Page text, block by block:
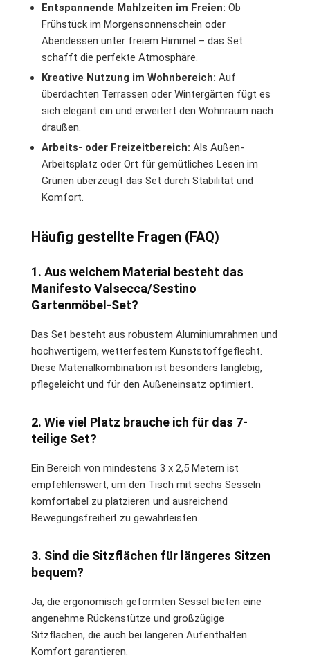
Entspannende Mahlzeiten im Freien: Ob
Frühstück im Morgensonnenschein oder
Abendessen unter freiem Himmel – das Set
schafft die perfekte Atmosphäre.
Kreative Nutzung im Wohnbereich: Auf
überdachten Terrassen oder Wintergärten fügt es
sich elegant ein und erweitert den Wohnraum nach
draußen.
Arbeits- oder Freizeitbereich: Als Außen-
Arbeitsplatz oder Ort für gemütliches Lesen im
Grünen überzeugt das Set durch Stabilität und
Komfort.
Häufig gestellte Fragen (FAQ)
1. Aus welchem Material besteht das
Manifesto Valsecca/Sestino
Gartenmöbel-Set?
Das Set besteht aus robustem Aluminiumrahmen und
hochwertigem, wetterfestem Kunststoffgeflecht.
Diese Materialkombination ist besonders langlebig,
pflegeleicht und für den Außeneinsatz optimiert.
2. Wie viel Platz brauche ich für das 7-
teilige Set?
Ein Bereich von mindestens 3 x 2,5 Metern ist
empfehlenswert, um den Tisch mit sechs Sesseln
komfortabel zu platzieren und ausreichend
Bewegungsfreiheit zu gewährleisten.
3. Sind die Sitzflächen für längeres Sitzen
bequem?
Ja, die ergonomisch geformten Sessel bieten eine
angenehme Rückenstütze und großzügige
Sitzflächen, die auch bei längeren Aufenthalten
Komfort garantieren.